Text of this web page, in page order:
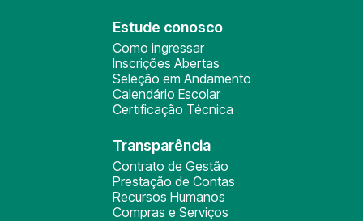
Estude conosco
Como ingressar
Inscrições Abertas
Seleção em Andamento
Calendário Escolar
Certificação Técnica
Transparência
Contrato de Gestão
Prestação de Contas
Recursos Humanos
Compras e Serviços